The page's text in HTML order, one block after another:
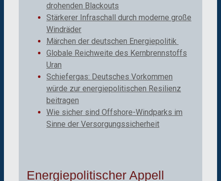
drohenden Blackouts
Stärkerer Infraschall durch moderne große
Windräder
Märchen der deutschen Energiepolitik
Globale Reichweite des Kernbrennstoffs
Uran
Schiefergas: Deutsches Vorkommen
würde zur energiepolitischen Resilienz
beitragen
Wie sicher sind Offshore-Windparks im
Sinne der Versorgungssicherheit
Energiepolitischer Appell